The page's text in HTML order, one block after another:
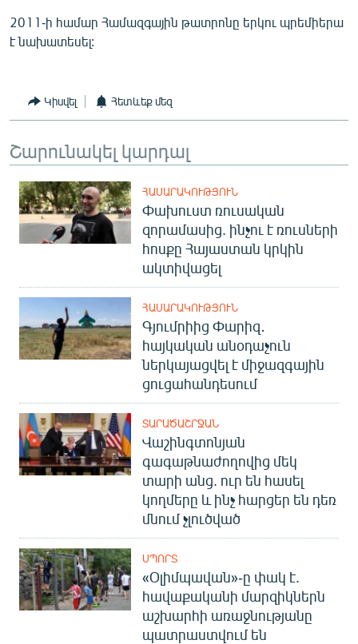
«Ազատության» բոլոր կայքերը
2011-ի համար Համազգային թատրոնը երկու պրեմիերա
է նախատեսել:
Կիսվել Հետևեք մեզ
Շարունակել կարդալ
ՀԱՍԱՐԱԿՈՒԹՅՈՒՆ
Փախուստ ռուսական
զորամասից. ինչու է ռուսների
հոսքը Հայաստան կրկին
ակտիվացել
ՀԱՍԱՐԱԿՈՒԹՅՈՒՆ
Գյումրիից Փարիզ․
հայկական անօդաչուն
ներկայացվել է միջազգային
ցուցահանդեսում
ՏԱՐԱԾԱՇՐՋԱՆ
Վաշինգտոնյան
գագաթնաժողովից մեկ
տարի անց. ուր են հասել
կողմերը և ինչ հարցեր են դեռ
մնում չլուծված
ՍՊՈՐՏ
«Օլիմպավան»-ը փակ է.
հավաքականի մարզիկներն
աշխարհի առաջնությանը
պատրաստվում են